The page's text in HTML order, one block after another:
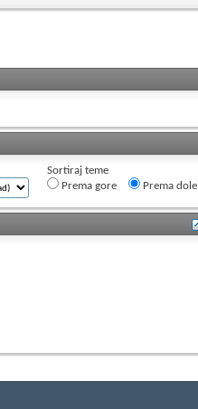
Sortiraj teme
Prema gore
Prema dole